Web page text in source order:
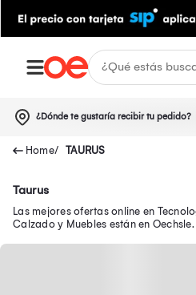
¿Dónde te gustaría recibir tu pedido?
TAURUS
Taurus
Las mejores ofertas online en
Calzado y Muebles están en